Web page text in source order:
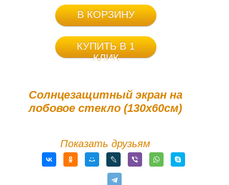
Солнцезащитный экран на
лобовое стекло (130х60см)
В КОРЗИНУ
КУПИТЬ В 1
КЛИК
Показать друзьям